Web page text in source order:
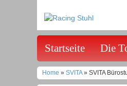
Startseite Die
Home » SVITA» SVITA